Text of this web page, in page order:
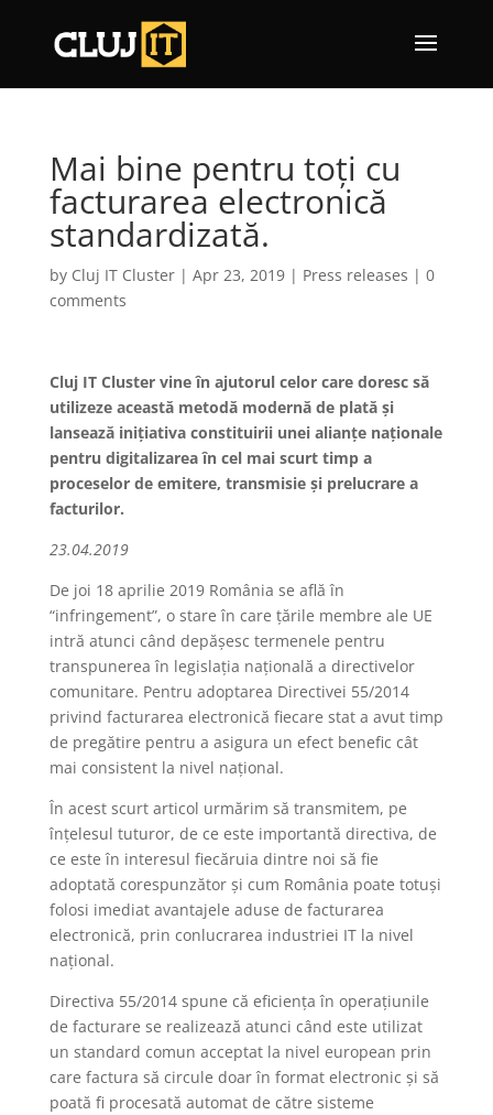
Mai bine pentru toți cu
facturarea electronică
standardizată.
by Cluj IT Cluster| Apr 23, 2019| Press releases | 0
comments
Cluj IT Cluster vine în ajutorul celor care doresc să
utilizeze această metodă modernă de plată și
lansează inițiativa constituirii unei alianțe naționale
pentru digitalizarea în cel mai scurt timp a
proceselor de emitere, transmisie și prelucrare a
facturilor.
23.04.2019
De joi 18 aprilie 2019 România se află în
“infringement”, o stare în care țările membre ale UE
intră atunci când depășesc termenele pentru
transpunerea în legislația națională a directivelor
comunitare. Pentru adoptarea Directivei 55/2014
privind facturarea electronică fiecare stat a avut timp
de pregătire pentru a asigura un efect benefic cât
mai consistent la nivel național.
În acest scurt articol urmărim să transmitem, pe
înțelesul tuturor, de ce este importantă directiva, de
ce este în interesul fiecăruia dintre noi să fie
adoptată corespunzător și cum România poate totuși
folosi imediat avantajele aduse de facturarea
electronică, prin conlucrarea industriei IT la nivel
național.
Directiva 55/2014 spune că eficiența în operațiunile
de facturare se realizează atunci când este utilizat
un standard comun acceptat la nivel european prin
care factura să circule doar în format electronic și să
poată fi procesată automat de către sisteme